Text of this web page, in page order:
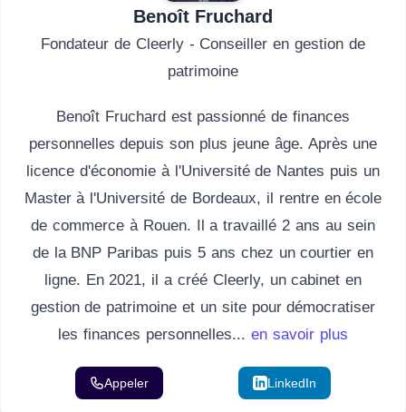
Benoît Fruchard
Fondateur de Cleerly - Conseiller en gestion de
patrimoine
Benoît Fruchard est passionné de finances
personnelles depuis son plus jeune âge. Après une
licence d'économie à l'Université de Nantes puis un
Master à l'Université de Bordeaux, il rentre en école
de commerce à Rouen. Il a travaillé 2 ans au sein
de la BNP Paribas puis 5 ans chez un courtier en
ligne. En 2021, il a créé Cleerly, un cabinet en
gestion de patrimoine et un site pour démocratiser
les finances personnelles... en savoir plus
Appeler LinkedIn